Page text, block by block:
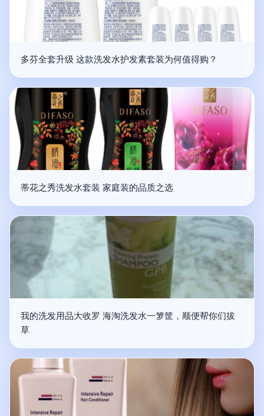
多芬全套升级 这款洗发水护发素套装为何值得购？
蒂花之秀洗发水套装 家庭装的品质之选
我的洗发用品大收罗 海淘洗发水一箩筐，顺便帮你们拔
草